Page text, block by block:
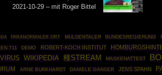
2021-10-29 – mit Roger Bittel
PARANORMALER ORT MULDENTALER BUNDESREGIERUNG
711 DEMO ROBERT-KOCH INSTITUT
WIKIPEDIA 種STREAM MASKENATTEST
ARNE BURKHARDT DANIELE GANSER JENS SPAHN